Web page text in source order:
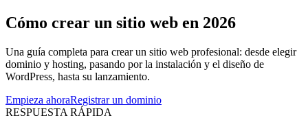
Cómo crear un sitio web en 2026
Una guía completa para crear un sitio web profesional: desde elegir
dominio y hosting, pasando por la instalación y el diseño de
WordPress, hasta su lanzamiento.
Empieza ahoraRegistrar un dominio
RESPUESTA RÁPIDA